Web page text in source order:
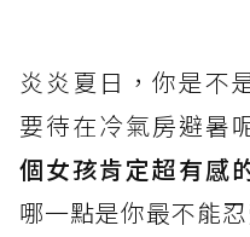
炎炎夏日，你是不
要待在冷氣房避暑
個女孩肯定超有感
哪一點是你最不能忍